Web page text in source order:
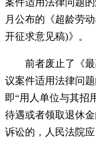
月公布的《超龄劳
开征求意见稿)》。
前者废止了《最
议案件适用法律问
即“用人单位与其招
待遇或者领取退休
诉讼的，人民法院应